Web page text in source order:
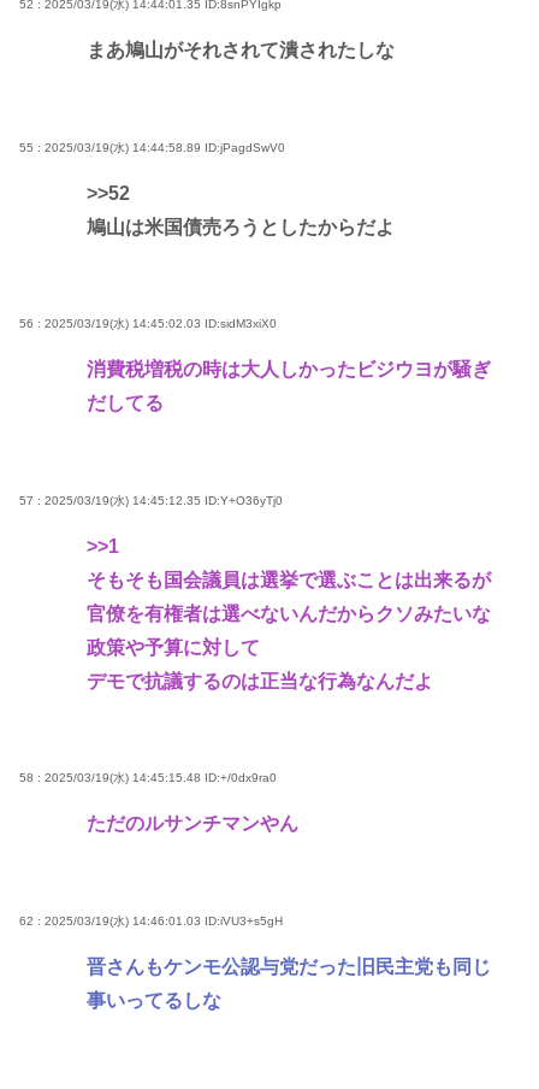
52 : 2025/03/19(水) 14:44:01.35 ID:8snPYIgkp
まあ鳩山がそれされて潰されたしな
55 : 2025/03/19(水) 14:44:58.89 ID:jPagdSwV0
>>52
鳩山は米国債売ろうとしたからだよ
56 : 2025/03/19(水) 14:45:02.03 ID:sidM3xiX0
消費税増税の時は大人しかったビジウヨが騒ぎ
だしてる
57 : 2025/03/19(水) 14:45:12.35 ID:Y+O36yTj0
>>1
そもそも国会議員は選挙で選ぶことは出来るが
官僚を有権者は選べないんだからクソみたいな
政策や予算に対して
デモで抗議するのは正当な行為なんだよ
58 : 2025/03/19(水) 14:45:15.48 ID:+/0dx9ra0
ただのルサンチマンやん
62 : 2025/03/19(水) 14:46:01.03 ID:iVU3+s5gH
晋さんもケンモ公認与党だった旧民主党も同じ
事いってるしな